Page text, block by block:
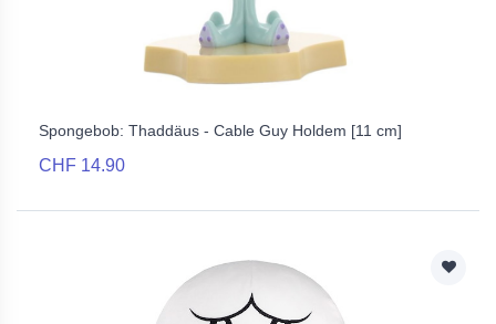
Spongebob: Thaddäus - Cable Guy Holdem [11 cm]
CHF 14.90